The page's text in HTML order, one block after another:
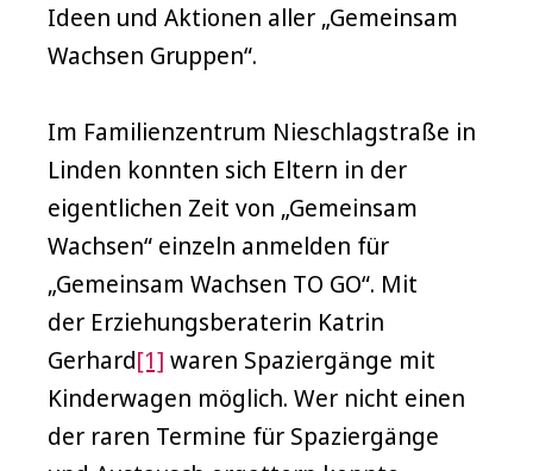
Ideen und Aktionen aller „Gemeinsam
Wachsen Gruppen“.
Im Familienzentrum Nieschlagstraße in
Linden konnten sich Eltern in der
eigentlichen Zeit von „Gemeinsam
Wachsen“ einzeln anmelden für
„Gemeinsam Wachsen TO GO“. Mit
der Erziehungsberaterin Katrin
Gerhard[1] waren Spaziergänge mit
Kinderwagen möglich. Wer nicht einen
der raren Termine für Spaziergänge